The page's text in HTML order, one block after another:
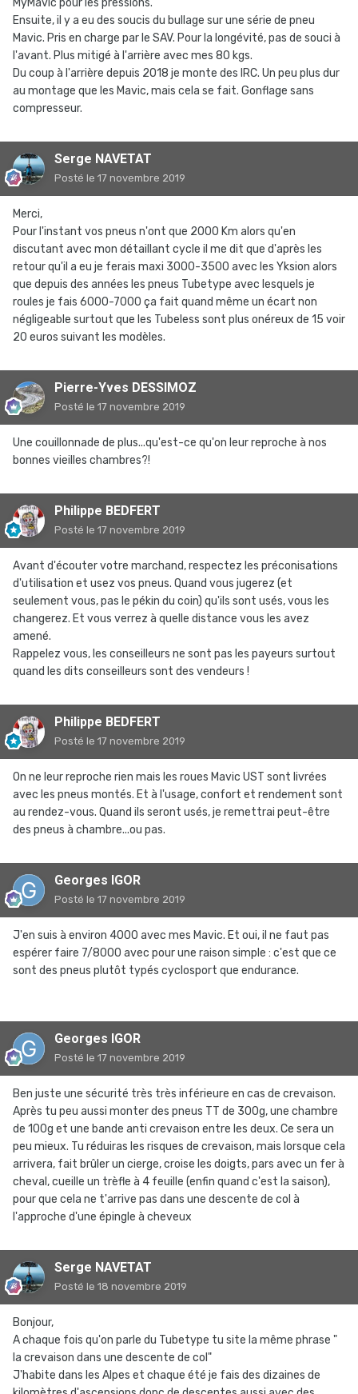
MyMavic pour les pressions.
Ensuite, il y a eu des soucis du bullage sur une série de pneu
Mavic. Pris en charge par le SAV. Pour la longévité, pas de souci à
l'avant. Plus mitigé à l'arrière avec mes 80 kgs.
Du coup à l'arrière depuis 2018 je monte des IRC. Un peu plus dur
au montage que les Mavic, mais cela se fait. Gonflage sans
compresseur.
Serge NAVETAT
Posté le 17 novembre 2019
Merci,
Pour l'instant vos pneus n'ont que 2000 Km alors qu'en
discutant avec mon détaillant cycle il me dit que d'après les
retour qu'il a eu je ferais maxi 3000-3500 avec les Yksion alors
que depuis des années les pneus Tubetype avec lesquels je
roules je fais 6000-7000 ça fait quand même un écart non
négligeable surtout que les Tubeless sont plus onéreux de 15 voir
20 euros suivant les modèles.
Pierre-Yves DESSIMOZ
Posté le 17 novembre 2019
Une couillonnade de plus...qu'est-ce qu'on leur reproche à nos
bonnes vieilles chambres?!
Philippe BEDFERT
Posté le 17 novembre 2019
Avant d'écouter votre marchand, respectez les préconisations
d'utilisation et usez vos pneus. Quand vous jugerez (et
seulement vous, pas le pékin du coin) qu'ils sont usés, vous les
changerez. Et vous verrez à quelle distance vous les avez
amené.
Rappelez vous, les conseilleurs ne sont pas les payeurs surtout
quand les dits conseilleurs sont des vendeurs !
Philippe BEDFERT
Posté le 17 novembre 2019
On ne leur reproche rien mais les roues Mavic UST sont livrées
avec les pneus montés. Et à l'usage, confort et rendement sont
au rendez-vous. Quand ils seront usés, je remettrai peut-être
des pneus à chambre...ou pas.
Georges IGOR
Posté le 17 novembre 2019
J'en suis à environ 4000 avec mes Mavic. Et oui, il ne faut pas
espérer faire 7/8000 avec pour une raison simple : c'est que ce
sont des pneus plutôt typés cyclosport que endurance.
Georges IGOR
Posté le 17 novembre 2019
Ben juste une sécurité très très inférieure en cas de crevaison.
Après tu peu aussi monter des pneus TT de 300g, une chambre
de 100g et une bande anti crevaison entre les deux. Ce sera un
peu mieux. Tu réduiras les risques de crevaison, mais lorsque cela
arrivera, fait brûler un cierge, croise les doigts, pars avec un fer à
cheval, cueille un trèfle à 4 feuille (enfin quand c'est la saison),
pour que cela ne t'arrive pas dans une descente de col à
l'approche d'une épingle à cheveux
Serge NAVETAT
Posté le 18 novembre 2019
Bonjour,
A chaque fois qu'on parle du Tubetype tu site la même phrase "
la crevaison dans une descente de col"
J'habite dans les Alpes et chaque été je fais des dizaines de